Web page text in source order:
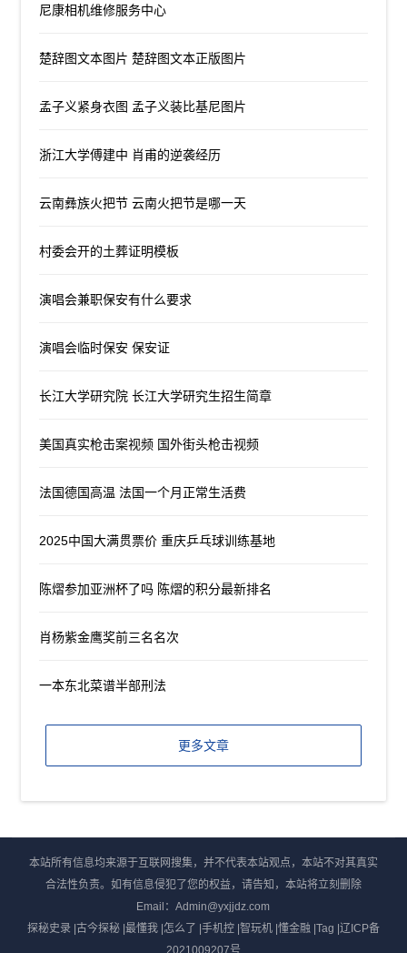
尼康相机维修服务中心
楚辞图文本图片 楚辞图文本正版图片
孟子义紧身衣图 孟子义装比基尼图片
浙江大学傅建中 肖甫的逆袭经历
云南彝族火把节 云南火把节是哪一天
村委会开的土葬证明模板
演唱会兼职保安有什么要求
演唱会临时保安 保安证
长江大学研究院 长江大学研究生招生简章
美国真实枪击案视频 国外街头枪击视频
法国德国高温 法国一个月正常生活费
2025中国大满贯票价 重庆乒乓球训练基地
陈熠参加亚洲杯了吗 陈熠的积分最新排名
肖杨紫金鹰奖前三名名次
一本东北菜谱半部刑法
更多文章
本站所有信息均来源于互联网搜集，并不代表本站观点，本站不对其真实
合法性负责。如有信息侵犯了您的权益，请告知，本站将立刻删除
Email：Admin@yxjjdz.com
探秘史录|古今探秘|最懂我|怎么了 |手机控|智玩机|懂金融 |Tag |辽ICP备
2021009207号